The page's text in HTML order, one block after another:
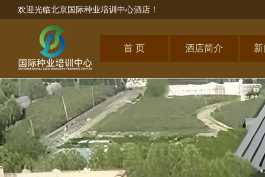
欢迎光临北京国际种业培训中心酒店！
首 页 酒店简介